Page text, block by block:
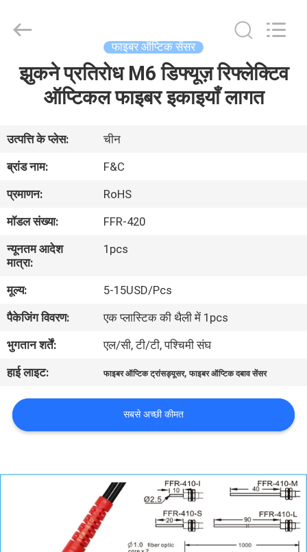
घर
हमारे
बारे
कारखाना
गुणवत्ता
नियंत्रण
करें
(Hunan)
Co.,Ltd.
फाइबर ऑप्टिक सेंसर
झुकने प्रतिरोध M6 डिफ्यूज़ रिफ्लेक्टिव
ऑप्टिकल फाइबर इकाइयाँ लागत
उत्पत्ति के प्लेस:
चीन
ब्रांड नाम:
F&C
प्रमाणन:
RoHS
मॉडल संख्या:
FFR-420
न्यूनतम आदेश
मात्रा:
1pcs
मूल्य:
5-15USD/Pcs
पैकेजिंग विवरण:
एक प्लास्टिक की थैली में 1pcs
भुगतान शर्तें:
एल/सी, टी/टी, पश्चिमी संघ
हाई लाइट:
फाइबर ऑप्टिक ट्रांसड्यूसर,फाइबर ऑप्टिक दबाव सेंसर
सबसे अच्छी कीमत